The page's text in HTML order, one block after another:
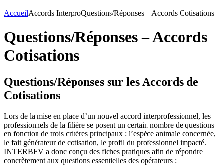
AccueilAccords InterproQuestions/Réponses – Accords Cotisations
Questions/Réponses – Accords
Cotisations
Questions/Réponses sur les Accords de
Cotisations
Lors de la mise en place d’un nouvel accord interprofessionnel, les
professionnels de la filière se posent un certain nombre de questions
en fonction de trois critères principaux : l’espèce animale concernée,
le fait générateur de cotisation, le profil du professionnel impacté.
INTERBEV a donc conçu des fiches pratiques afin de répondre
concrètement aux questions essentielles des opérateurs :